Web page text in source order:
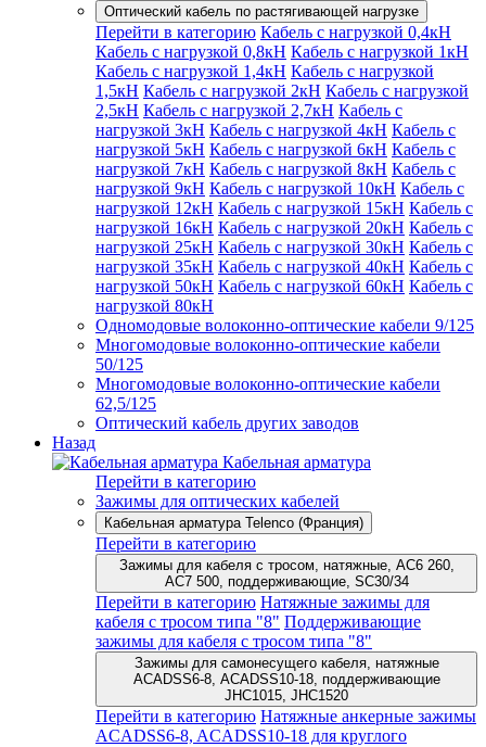
Оптический кабель по растягивающей нагрузке
Перейти в категорию Кабель с нагрузкой 0,4кН
Кабель с нагрузкой 0,8кН Кабель с нагрузкой 1кН
Кабель с нагрузкой 1,4кН Кабель с нагрузкой
1,5кН Кабель с нагрузкой 2кН Кабель с нагрузкой
2,5кН Кабель с нагрузкой 2,7кН Кабель с
нагрузкой 3кН Кабель с нагрузкой 4кН Кабель с
нагрузкой 5кН Кабель с нагрузкой 6кН Кабель с
нагрузкой 7кН Кабель с нагрузкой 8кН Кабель с
нагрузкой 9кН Кабель с нагрузкой 10кН Кабель с
нагрузкой 12кН Кабель с нагрузкой 15кН Кабель с
нагрузкой 16кН Кабель с нагрузкой 20кН Кабель с
нагрузкой 25кН Кабель с нагрузкой 30кН Кабель с
нагрузкой 35кН Кабель с нагрузкой 40кН Кабель с
нагрузкой 50кН Кабель с нагрузкой 60кН Кабель с
нагрузкой 80кН
Одномодовые волоконно-оптические кабели 9/125
Многомодовые волоконно-оптические кабели
50/125
Многомодовые волоконно-оптические кабели
62,5/125
Оптический кабель других заводов
Назад
Кабельная арматура
Перейти в категорию
Зажимы для оптических кабелей
Кабельная арматура Telenco (Франция)
Перейти в категорию
Зажимы для кабеля с тросом, натяжные, AC6 260,
AC7 500, поддерживающие, SC30/34
Перейти в категорию Натяжные зажимы для
кабеля с тросом типа "8" Поддерживающие
зажимы для кабеля с тросом типа "8"
Зажимы для самонесущего кабеля, натяжные
ACADSS6-8, ACADSS10-18, поддерживающие
JHC1015, JHC1520
Перейти в категорию Натяжные анкерные зажимы
ACADSS6-8, ACADSS10-18 для круглого